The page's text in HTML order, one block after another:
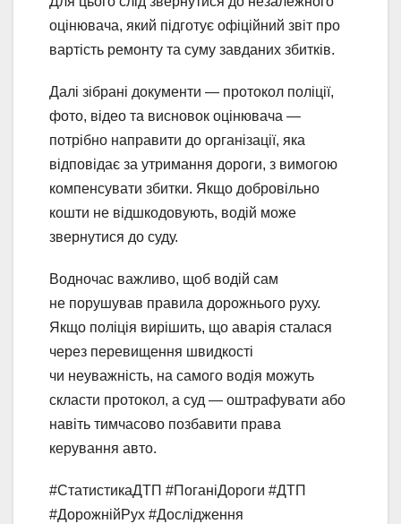
оцінювача, який підготує офіційний звіт про
вартість ремонту та суму завданих збитків.
Далі зібрані документи — протокол поліції,
фото, відео та висновок оцінювача —
потрібно направити до організації, яка
відповідає за утримання дороги, з вимогою
компенсувати збитки. Якщо добровільно
кошти не відшкодовують, водій може
звернутися до суду.
Водночас важливо, щоб водій сам
не порушував правила дорожнього руху.
Якщо поліція вирішить, що аварія сталася
через перевищення швидкості
чи неуважність, на самого водія можуть
скласти протокол, а суд — оштрафувати або
навіть тимчасово позбавити права
керування авто.
#СтатистикаДТП #ПоганіДороги #ДТП
#ДорожнійРух #Дослідження